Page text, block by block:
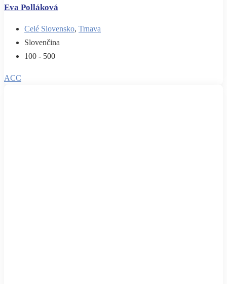
Eva Polláková
Celé Slovensko, Trnava
Slovenčina
100 - 500
ACC